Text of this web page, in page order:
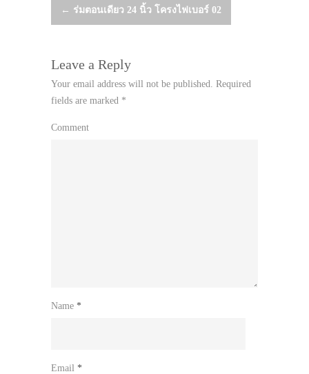
Post
← ร่มตอนเดียว 24 นิ้ว โครงไฟเบอร์ 02
Leave a Reply
Your email address will not be published. Required
fields are marked *
Comment
Name *
Email *